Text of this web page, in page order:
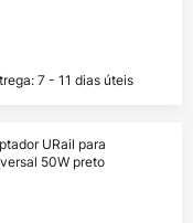
7 - 11 dias úteis
URail para
50W preto